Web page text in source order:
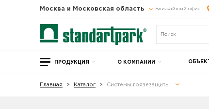
Москва и Московская область Ближайший офис:
ПРОДУКЦИЯ О КОМПАНИИ
Главная Каталог Системы грязезащиты